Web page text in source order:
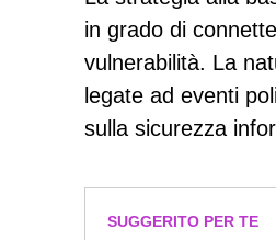
in grado di
vulnerabilità. La
legate ad eventi
sulla sicurezza
SUGGERITO PER TE